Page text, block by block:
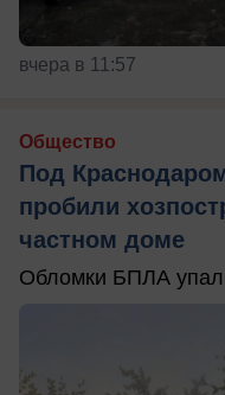
вчера в 11:57
Общество
Под
пробили
частном доме
Обломки БПЛА